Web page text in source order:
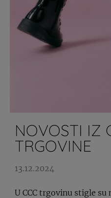
NOVOSTI IZ
TRGOVINE
13.12.2024
U CCC trgovinu stigle su